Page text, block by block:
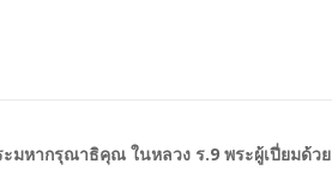
มหากรุณาธิคุณ ในหลวง ร.9 พระผู้เปี่ยมด้วย